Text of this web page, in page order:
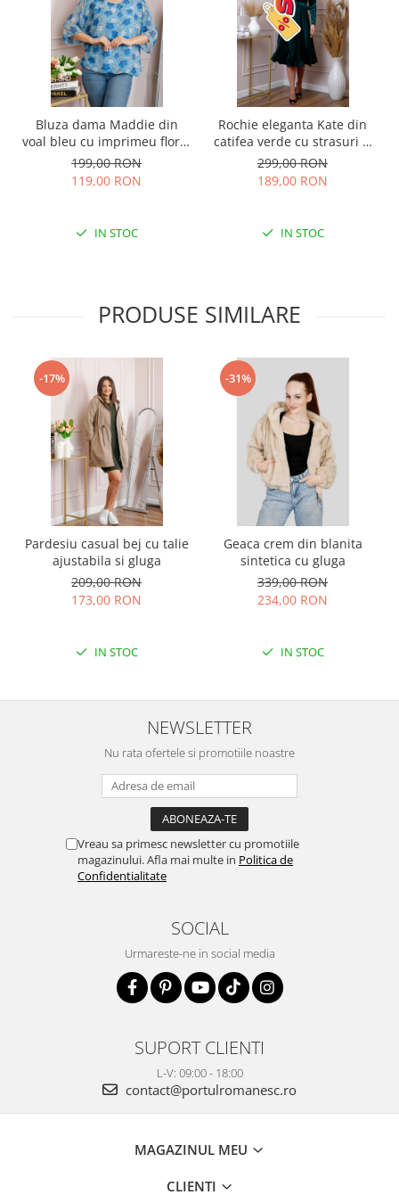
Bluza dama Maddie din
voal bleu cu imprimeu floral
albastru
199,00 RON
119,00 RON
IN STOC
Rochie eleganta Kate din
catifea verde cu strasuri si
centura in talie
299,00 RON
189,00 RON
IN STOC
PRODUSE SIMILARE
-17%
Pardesiu casual bej cu talie
ajustabila si gluga
209,00 RON
173,00 RON
IN STOC
-31%
Geaca crem din blanita
sintetica cu gluga
339,00 RON
234,00 RON
IN STOC
NEWSLETTER
Nu rata ofertele si promotiile noastre
Vreau sa primesc newsletter cu promotiile
magazinului. Afla mai multe in Politica de
Confidentialitate
SOCIAL
Urmareste-ne in social media
SUPORT CLIENTI
L-V: 09:00 - 18:00
contact@portulromanesc.ro
MAGAZINUL MEU
CLIENTI